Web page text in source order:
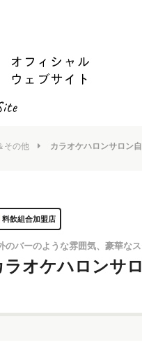
その他 カラオケハロンサロン
料飲組合加盟店
のバーのような雰囲気、豪華な
ラオケハロンサ